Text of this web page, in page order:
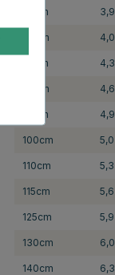
75cm 3,9
80cm 4,0
85cm 4,3
90cm 4,6
95cm 4,9
100cm 5,0
110cm 5,3
115cm 5,6
125cm 5,9
130cm 6,0
140cm 6,3